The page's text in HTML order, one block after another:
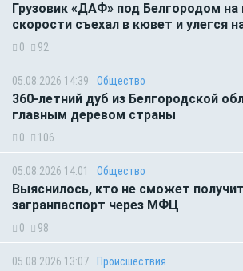
Грузовик «ДАФ» под Белгородом на
скорости съехал в кювет и улегся
0 92
05.08.2026 14:39 Общество
360-летний дуб из Белгородской
главным деревом страны
0 106
05.08.2026 14:01 Общество
Выяснилось, кто не сможет
загранпаспорт через МФЦ
0 98
05.08.2026 13:07 Происшествия